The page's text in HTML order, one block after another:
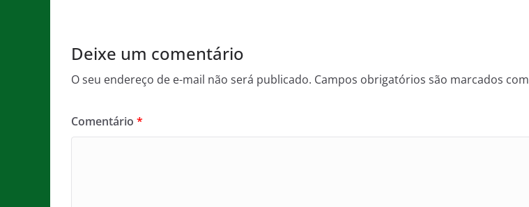
Deixe um comentário
O seu endereço de e-mail não será publicado. Campos obrigatórios são marcados com
Comentário *